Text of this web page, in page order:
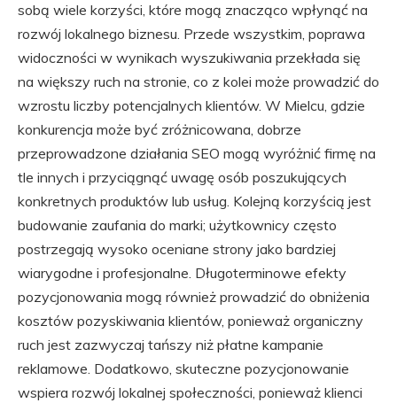
sobą wiele korzyści, które mogą znacząco wpłynąć na
rozwój lokalnego biznesu. Przede wszystkim, poprawa
widoczności w wynikach wyszukiwania przekłada się
na większy ruch na stronie, co z kolei może prowadzić do
wzrostu liczby potencjalnych klientów. W Mielcu, gdzie
konkurencja może być zróżnicowana, dobrze
przeprowadzone działania SEO mogą wyróżnić firmę na
tle innych i przyciągnąć uwagę osób poszukujących
konkretnych produktów lub usług. Kolejną korzyścią jest
budowanie zaufania do marki; użytkownicy często
postrzegają wysoko oceniane strony jako bardziej
wiarygodne i profesjonalne. Długoterminowe efekty
pozycjonowania mogą również prowadzić do obniżenia
kosztów pozyskiwania klientów, ponieważ organiczny
ruch jest zazwyczaj tańszy niż płatne kampanie
reklamowe. Dodatkowo, skuteczne pozycjonowanie
wspiera rozwój lokalnej społeczności, ponieważ klienci